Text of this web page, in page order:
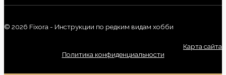
© 2026 Fixora - Инструкции по редким видам хобби
Карта сайта
Политика конфиденциальности